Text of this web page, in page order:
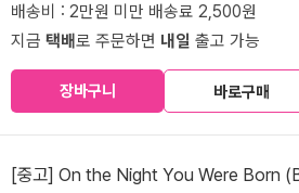
배송비 : 2만원 미만 배송료 2,500원
지금 택배로 주문하면 내일 출고 가능
장바구니 바로구매
[중고] On the Night You Were Born